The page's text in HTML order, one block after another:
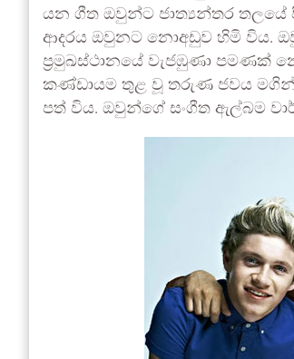
යන ගීත ඔවුන්ට ජාත්‍යන්තර තලයේ
ආදරය ඔවුනට නොඅඩුව හිමි විය.
ප්‍රමුඛස්ථානයේ වැජඹුණා පමණක්
කණ්ඩායම තුළ වූ තරුණ ජවය මගින්
පත් විය. ඔවුන්ගේ සංගීත ඇල්බම